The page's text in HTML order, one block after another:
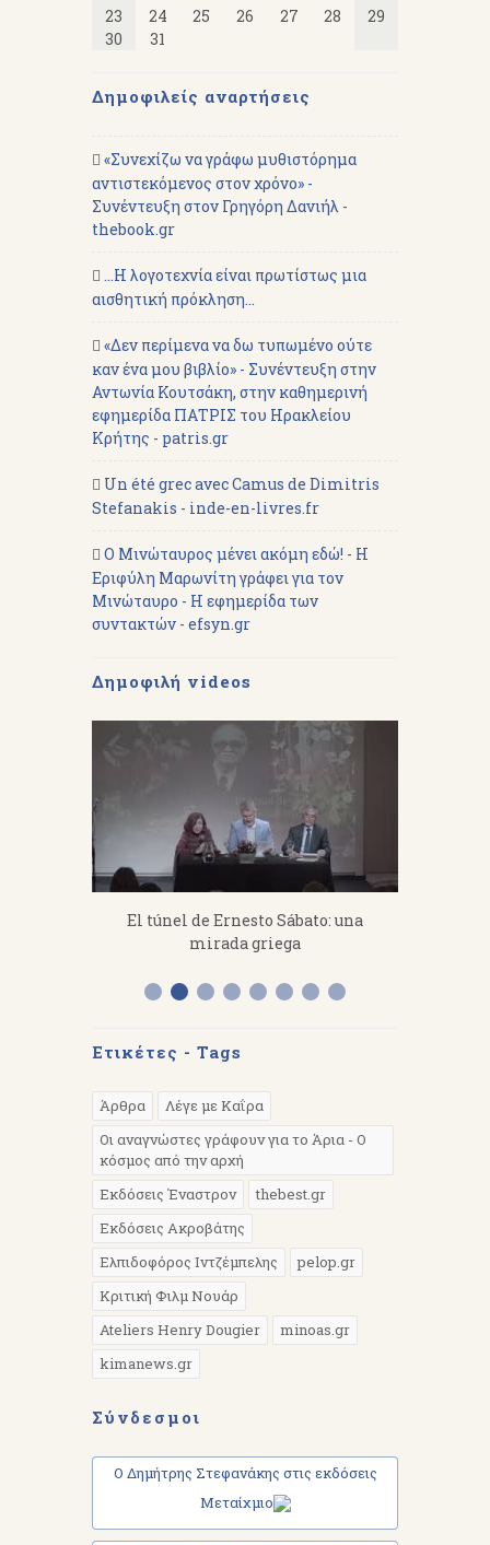
23
24 25 26 27 28
29
30
31
Δημοφιλείς αναρτήσεις
«Συνεχίζω να γράφω μυθιστόρημα
αντιστεκόμενος στον χρόνο» -
Συνέντευξη στον Γρηγόρη Δανιήλ -
thebook.gr
...Η λογοτεχνία είναι πρωτίστως μια
αισθητική πρόκληση...
«Δεν περίμενα να δω τυπωμένο ούτε
καν ένα μου βιβλίο» - Συνέντευξη στην
Αντωνία Κουτσάκη, στην καθημερινή
εφημερίδα ΠΑΤΡΙΣ του Ηρακλείου
Κρήτης - patris.gr
Un été grec avec Camus de Dimitris
Stefanakis - inde-en-livres.fr
Ο Μινώταυρος μένει ακόμη εδώ! - Η
Εριφύλη Μαρωνίτη γράφει για τον
Μινώταυρο - Η εφημερίδα των
συντακτών - efsyn.gr
Δημοφιλή videos
El túnel de Ernesto Sábato: una
mirada griega
Ετικέτες - Tags
Άρθρα
Λέγε με Καΐρα
Οι αναγνώστες γράφουν για το Άρια - Ο
κόσμος από την αρχή
Εκδόσεις Έναστρον
thebest.gr
Εκδόσεις Ακροβάτης
Ελπιδοφόρος Ιντζέμπελης
pelop.gr
Κριτική Φιλμ Νουάρ
Ateliers Henry Dougier
minoas.gr
kimanews.gr
Σύνδεσμοι
Ο Δημήτρης Στεφανάκης στις εκδόσεις
Μεταίχμιο